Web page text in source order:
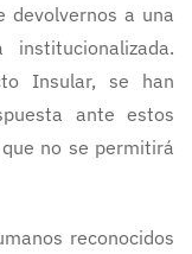
devolvernos a una
Insular, se han
ante estos
no se permitirá
reconocidos